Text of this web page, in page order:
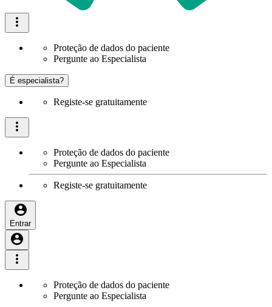
Proteção de dados do paciente
Pergunte ao Especialista
É especialista?
Registe-se gratuitamente
Proteção de dados do paciente
Pergunte ao Especialista
Registe-se gratuitamente
Entrar
Proteção de dados do paciente
Pergunte ao Especialista